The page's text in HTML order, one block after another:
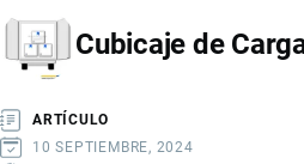
PELIGROSAS
Cubicaje de
ARTÍCULO
10 SEPTIEMBRE, 2024